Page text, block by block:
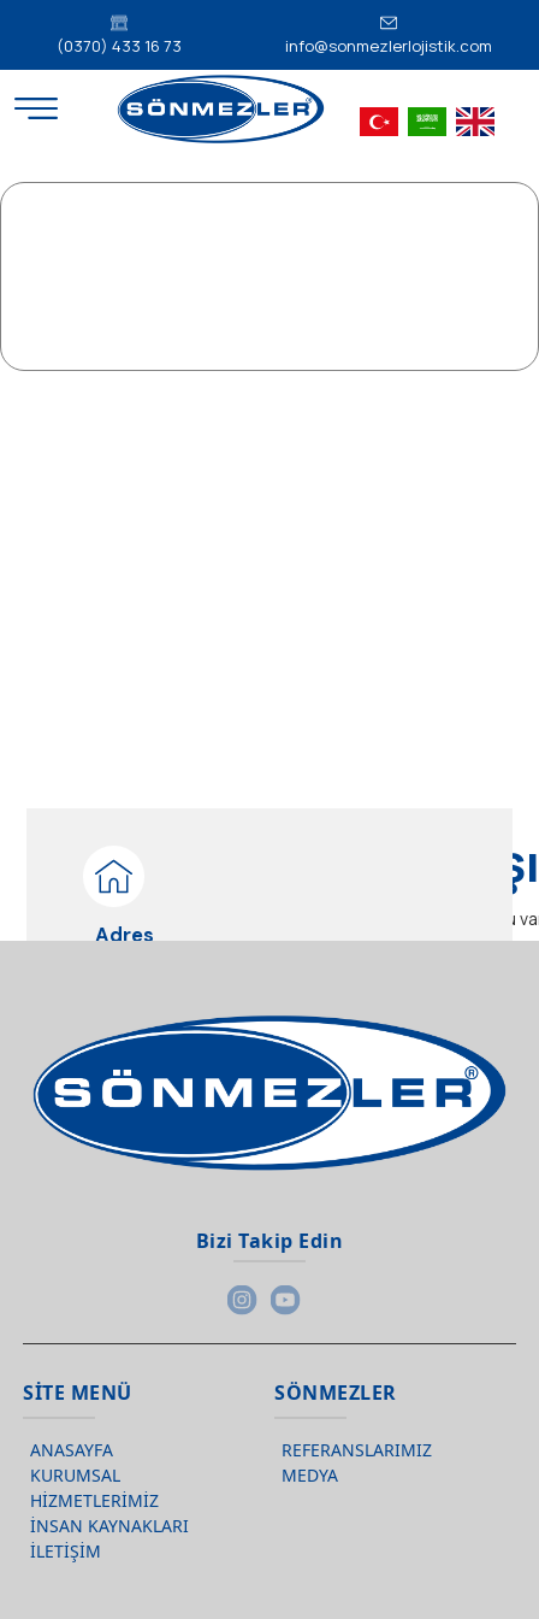
Adres
info@sönmezler.com |
Telefon
+90 370 433 16 73
Bize
Herhangi bir sorunuz mu
(0370) 433 16 73 info@sonmezlerlojistik.com
Bizi Takip Edin
SİTE MENÜ
ANASAYFA
KURUMSAL
HİZMETLERİMİZ
İNSAN KAYNAKLARI
İLETİŞİM
SÖNMEZLER
REFERANSLARIMIZ
MEDYA